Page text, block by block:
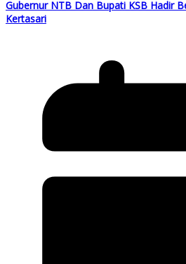
Gubernur NTB Dan Bupati KSB Hadir
Kertasari